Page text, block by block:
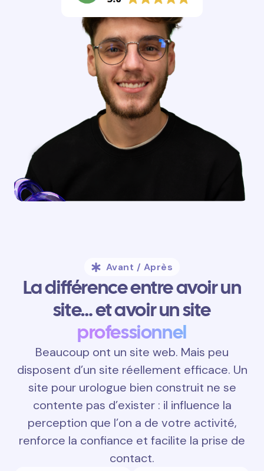
Avant / Après
La différence entre avoir un
site… et avoir un site
professionnel
Beaucoup ont un site web. Mais peu
disposent d’un site réellement efficace. Un
site pour urologue bien construit ne se
contente pas d’exister : il influence la
perception que l’on a de votre activité,
renforce la confiance et facilite la prise de
contact.